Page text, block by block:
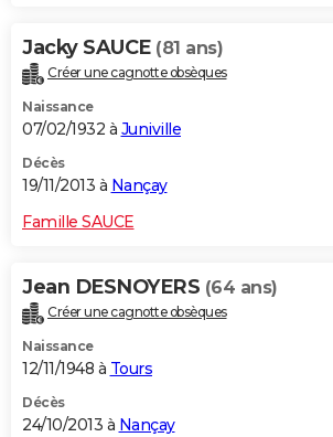
Jacky SAUCE (81 ans)
Créer une cagnotte obsèques
Naissance
07/02/1932 à Juniville
Décès
19/11/2013 à Nançay
Famille SAUCE
Jean DESNOYERS (64 ans)
Créer une cagnotte obsèques
Naissance
12/11/1948 à Tours
Décès
24/10/2013 à Nançay